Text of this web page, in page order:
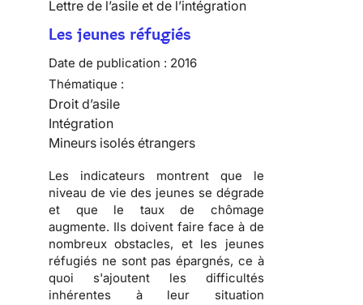
Lettre de l’asile et de l’intégration
Les jeunes réfugiés
Date de publication : 2016
Thématique :
Droit d’asile
Intégration
Mineurs isolés étrangers
Les indicateurs montrent que le
niveau de vie des jeunes se dégrade
et que le taux de chômage
augmente. Ils doivent faire face à de
nombreux obstacles, et les jeunes
réfugiés ne sont pas épargnés, ce à
quoi s'ajoutent les difficultés
inhérentes à leur situation